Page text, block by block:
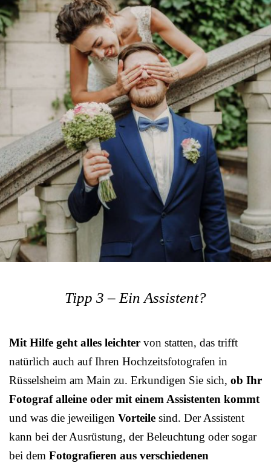
Tipp 3 – Ein Assistent?
Mit Hilfe geht alles leichter von statten, das trifft
natürlich auch auf Ihren Hochzeitsfotografen in
Rüsselsheim am Main zu. Erkundigen Sie sich, ob Ihr
Fotograf alleine oder mit einem Assistenten kommt
und was die jeweiligen Vorteile sind. Der Assistent
kann bei der Ausrüstung, der Beleuchtung oder sogar
bei dem Fotografieren aus verschiedenen